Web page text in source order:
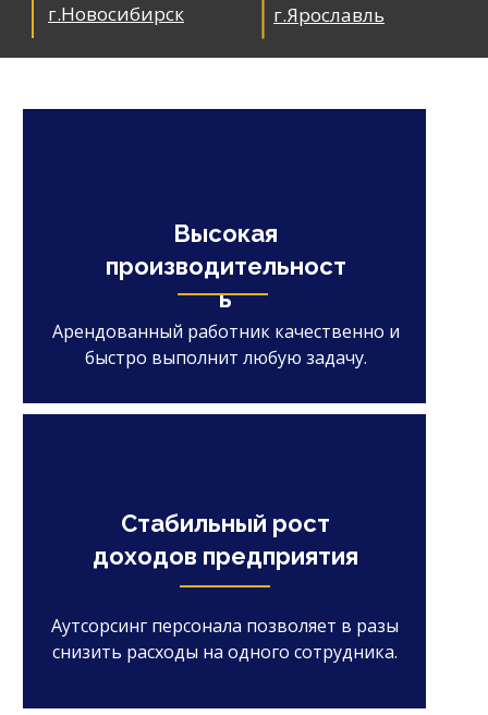
г.Ярославль
г.Новосибирск
Высокая
производительност
ь
Арендованный работник качественно и
быстро выполнит любую задачу.
Стабильный рост
доходов предприятия
Аутсорсинг персонала позволяет в разы
снизить расходы на одного сотрудника.